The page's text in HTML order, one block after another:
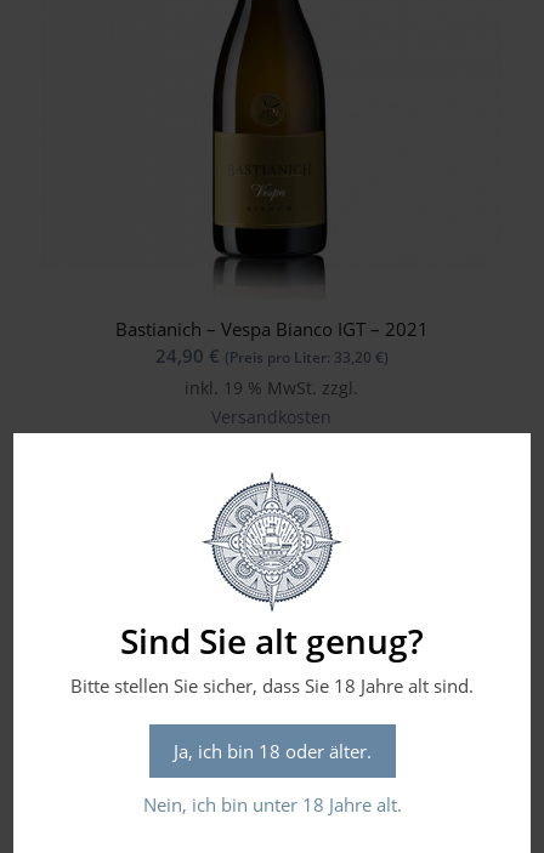
Sind Sie alt genug?
Bitte stellen Sie sicher, dass Sie 18 Jahre alt sind.
Ja, ich bin 18 oder älter.
Nein, ich bin unter 18 Jahre alt.
Bastianich – Vespa Bianco IGT – 2021
24,90 € (Preis pro Liter: 33,20 €)
inkl. 19 % MwSt. zzgl.
Versandkosten